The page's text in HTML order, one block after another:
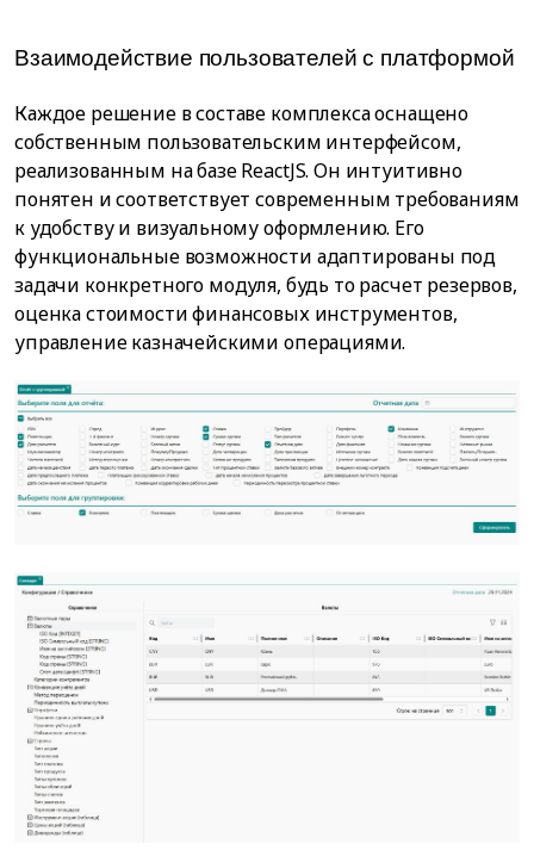
Взаимодействие пользователей с платформой
Каждое решение в составе комплекса оснащено
собственным пользовательским интерфейсом,
реализованным на базе ReactJS. Он интуитивно
понятен и соответствует современным требованиям
к удобству и визуальному оформлению. Его
функциональные возможности адаптированы под
задачи конкретного модуля, будь то расчет резервов,
оценка стоимости финансовых инструментов,
управление казначейскими операциями.